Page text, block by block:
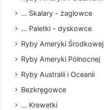
... Skalary - żaglowce
... Paletki - dyskowce
Ryby Ameryki Środkowej
Ryby Ameryki Północnej
Ryby Australii i Oceanii
Bezkręgowce
... Krewetki